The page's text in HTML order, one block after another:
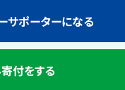
サポーターになる
付をする